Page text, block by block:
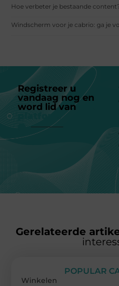
Hoe verbeter je bestaande
Windscherm voor je cabrio: ga je
Registreer u
vandaag nog en
word lid van
platform
Gerelateerde
POPULAR
Winkelen